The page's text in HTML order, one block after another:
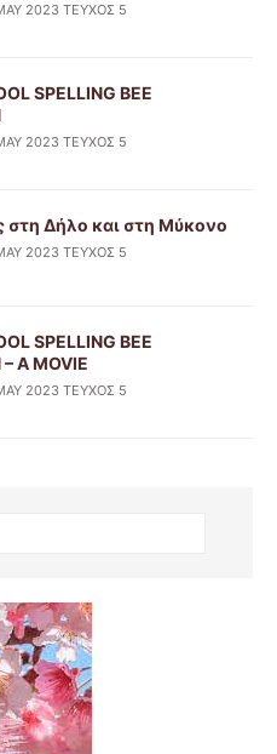
2023 ΤΕΥΧΟΣ 5
SPELLING BEE
2023 ΤΕΥΧΟΣ 5
στη Δήλο και στη Μύκονο
2023 ΤΕΥΧΟΣ 5
SPELLING BEE
A MOVIE
2023 ΤΕΥΧΟΣ 5